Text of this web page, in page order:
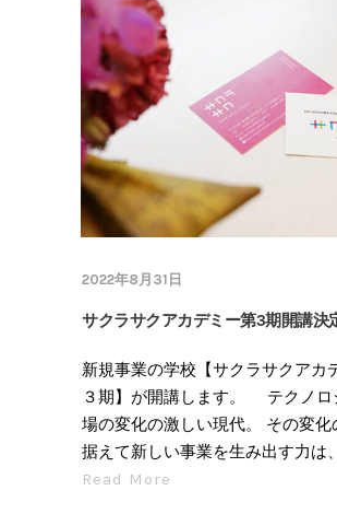
2022年8月31日
サクラサクアカデミー第3期開講決
新規事業の学校【サクラサクアカ
３期】が開講します。 テクノロ
場の変化の激しい現代。 その変化
据えて新しい事業を生み出す力は
Read More